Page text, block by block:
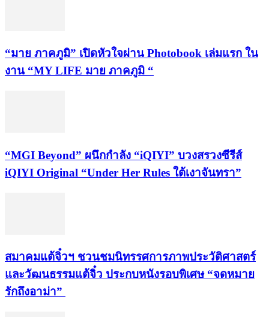
“มาย ภาคภูมิ” เปิดหัวใจผ่าน Photobook เล่มแรก ใน
งาน “MY LIFE มาย ภาคภูมิ “
“MGI Beyond” ผนึกกำลัง “iQIYI” บวงสรวงซีรีส์
iQIYI Original “Under Her Rules ใต้เงาจันทรา”
สมาคมแต้จิ๋วฯ ชวนชมนิทรรศการภาพประวัติศาสตร์
และวัฒนธรรมแต้จิ๋ว ประกบหนังรอบพิเศษ “จดหมาย
รักถึงอาม่า”